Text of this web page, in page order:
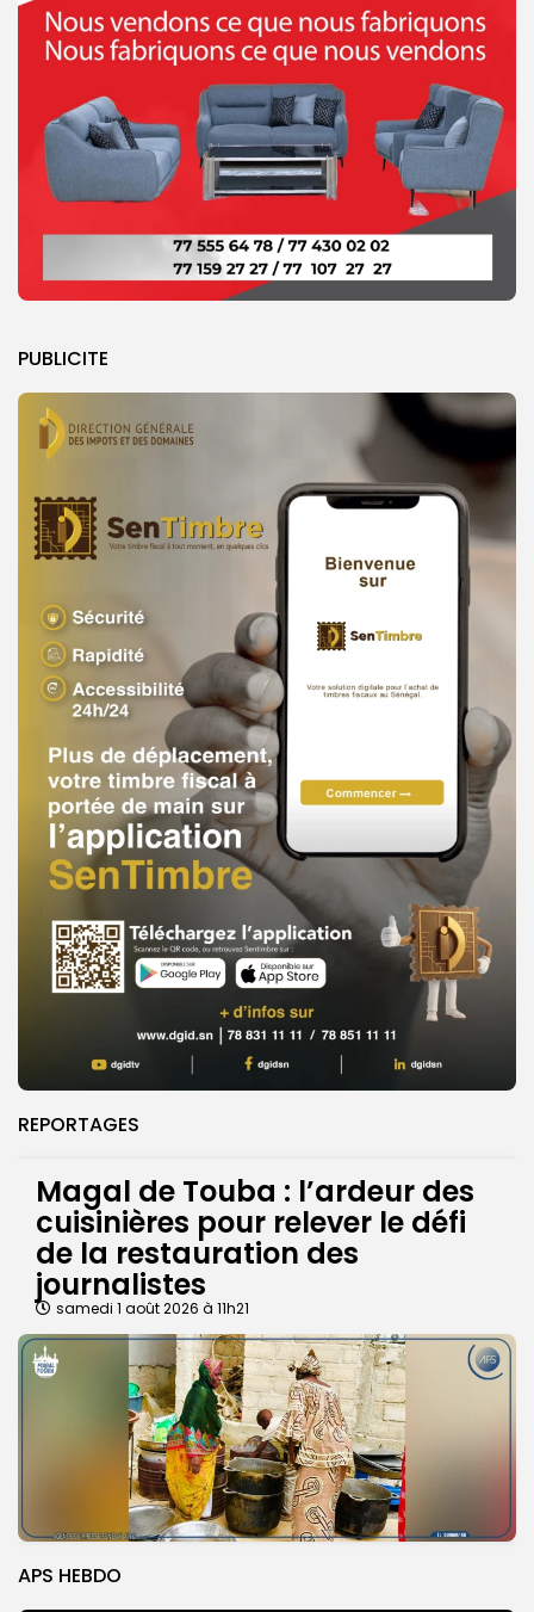
PUBLICITE
REPORTAGES
Magal de Touba : l’ardeur des
cuisinières pour relever le défi
de la restauration des
journalistes
samedi 1 août 2026 à 11h21
APS HEBDO